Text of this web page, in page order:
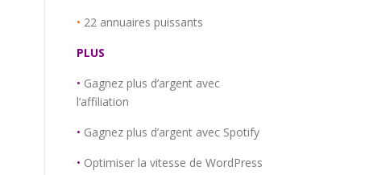
• 22 annuaires puissants
PLUS
• Gagnez plus d’argent avec
l’affiliation
• Gagnez plus d’argent avec Spotify
• Optimiser la vitesse de WordPress